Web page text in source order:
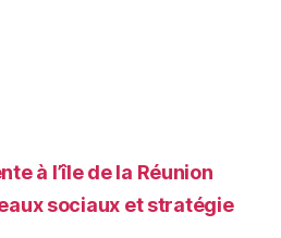
à l’île de la Réunion
sociaux et stratégie